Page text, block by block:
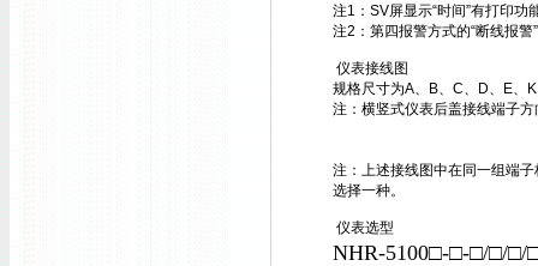
注1：SV屏显示“时间”有打印功
注2：第四报警方式的“断线报
仪表接线图
规格尺寸为A、B、C、D、E、
注：横竖式仪表后盖接线端子
注：上述接线图中在同一组端
选择一种。
仪表选型
NHR-5100□-□-□/□/□/